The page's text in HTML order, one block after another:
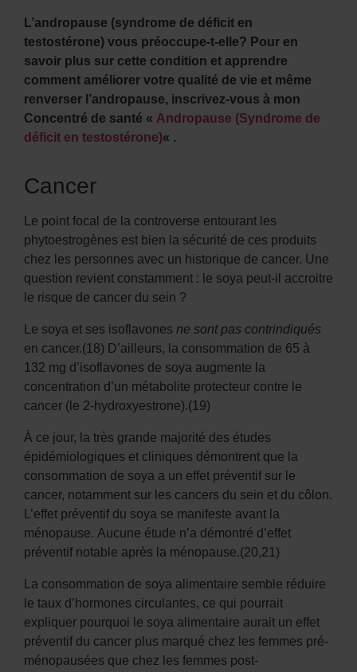
L’andropause (syndrome de déficit en
testostérone) vous préoccupe-t-elle? Pour en
savoir plus sur cette condition et apprendre
comment améliorer votre qualité de vie et même
renverser l’andropause, inscrivez-vous à mon
Concentré de santé « Andropause (Syndrome de
déficit en testostérone)« .
Cancer
Le point focal de la controverse entourant les
phytoestrogènes est bien la sécurité de ces produits
chez les personnes avec un historique de cancer. Une
question revient constamment : le soya peut-il accroitre
le risque de cancer du sein ?
Le soya et ses isoflavones ne sont pas contrindiqués
en cancer.(18) D’ailleurs, la consommation de 65 à
132 mg d’isoflavones de soya augmente la
concentration d’un métabolite protecteur contre le
cancer (le 2-hydroxyestrone).(19)
À ce jour, la très grande majorité des études
épidémiologiques et cliniques démontrent que la
consommation de soya a un effet préventif sur le
cancer, notamment sur les cancers du sein et du côlon.
L’effet préventif du soya se manifeste avant la
ménopause. Aucune étude n’a démontré d’effet
préventif notable après la ménopause.(20,21)
La consommation de soya alimentaire semble réduire
le taux d’hormones circulantes, ce qui pourrait
expliquer pourquoi le soya alimentaire aurait un effet
préventif du cancer plus marqué chez les femmes pré-
ménopausées que chez les femmes post-